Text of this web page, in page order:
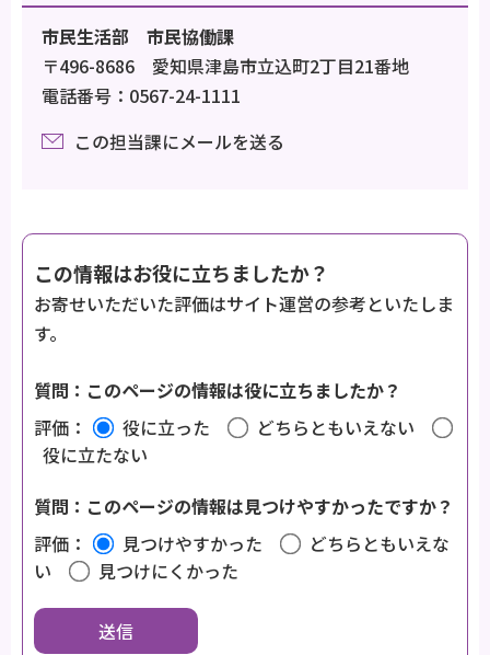
市民生活部 市民協働課
〒496-8686 愛知県津島市立込町2丁目21番地
電話番号：0567-24-1111
この担当課にメールを送る
この情報はお役に立ちましたか？
お寄せいただいた評価はサイト運営の参考といたしま
す。
質問：このページの情報は役に立ちましたか？
評価：
役に立った
どちらともいえない
役に立たない
質問：このページの情報は見つけやすかったですか？
評価：
見つけやすかった
どちらともいえな
い
見つけにくかった